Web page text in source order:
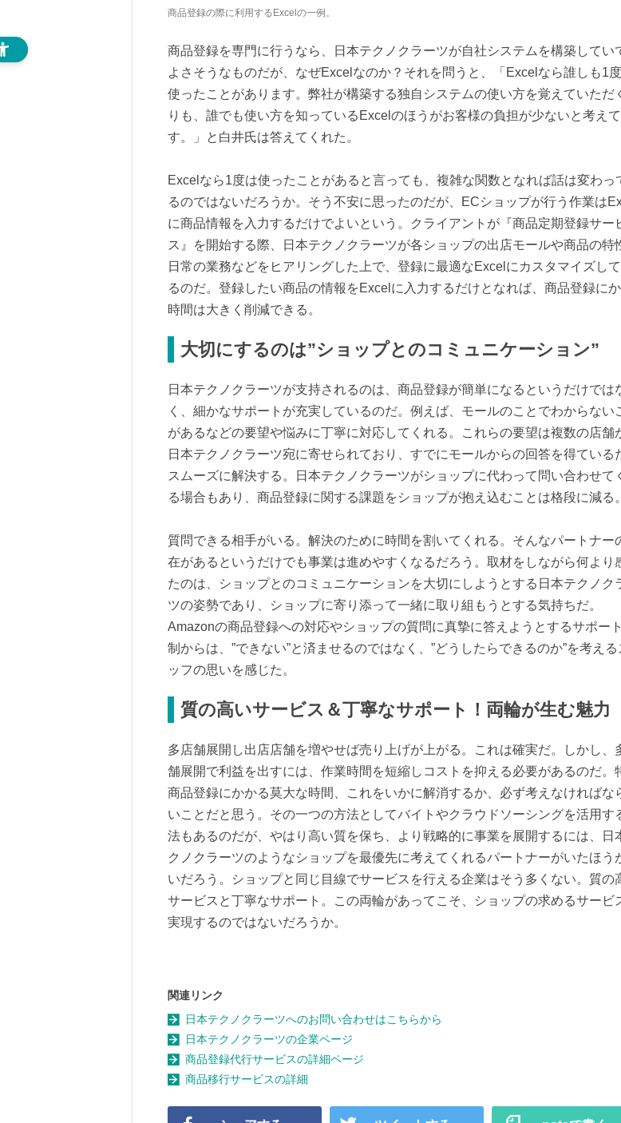
商品登録の際に利用するExcelの一例。
商品登録を専門に行うなら、日本テクノクラーツが自社システムを構築してい
よさそうなものだが、なぜExcelなのか？それを問うと、「Excelなら誰しも1
使ったことがあります。弊社が構築する独自システムの使い方を覚えていただ
りも、誰でも使い方を知っているExcelのほうがお客様の負担が少ないと考えて
す。」と白井氏は答えてくれた。
Excelなら1度は使ったことがあると言っても、複雑な関数となれば話は変わっ
るのではないだろうか。そう不安に思ったのだが、ECショップが行う作業は
に商品情報を入力するだけでよいという。クライアントが『商品定期登録サー
ス』を開始する際、日本テクノクラーツが各ショップの出店モールや商品の特
日常の業務などをヒアリングした上で、登録に最適なExcelにカスタマイズし
るのだ。登録したい商品の情報をExcelに入力するだけとなれば、商品登録に
時間は大きく削減できる。
大切にするのは”ショップとのコミュニケーション”
日本テクノクラーツが支持されるのは、商品登録が簡単になるというだけでは
く、細かなサポートが充実しているのだ。例えば、モールのことでわからない
があるなどの要望や悩みに丁寧に対応してくれる。これらの要望は複数の店舗
日本テクノクラーツ宛に寄せられており、すでにモールからの回答を得ている
スムーズに解決する。日本テクノクラーツがショップに代わって問い合わせて
る場合もあり、商品登録に関する課題をショップが抱え込むことは格段に減る。
質問できる相手がいる。解決のために時間を割いてくれる。そんなパートナー
在があるというだけでも事業は進めやすくなるだろう。取材をしながら何より
たのは、ショップとのコミュニケーションを大切にしようとする日本テクノク
ツの姿勢であり、ショップに寄り添って一緒に取り組もうとする気持ちだ。
Amazonの商品登録への対応やショップの質問に真摯に答えようとするサポー
制からは、”できない”と済ませるのではなく、”どうしたらできるのか”を考える
ッフの思いを感じた。
質の高いサービス＆丁寧なサポート！両輪が生む魅力
多店舗展開し出店店舗を増やせば売り上げが上がる。これは確実だ。しかし、
舗展開で利益を出すには、作業時間を短縮しコストを抑える必要があるのだ。
商品登録にかかる莫大な時間、これをいかに解消するか、必ず考えなければな
いことだと思う。その一つの方法としてバイトやクラウドソーシングを活用す
法もあるのだが、やはり高い質を保ち、より戦略的に事業を展開するには、日
クノクラーツのようなショップを最優先に考えてくれるパートナーがいたほう
いだろう。ショップと同じ目線でサービスを行える企業はそう多くない。質の
サービスと丁寧なサポート。この両輪があってこそ、ショップの求めるサービ
実現するのではないだろうか。
関連リンク
日本テクノクラーツへのお問い合わせはこちらから
日本テクノクラーツの企業ページ
商品登録代行サービスの詳細ページ
商品移行サービスの詳細